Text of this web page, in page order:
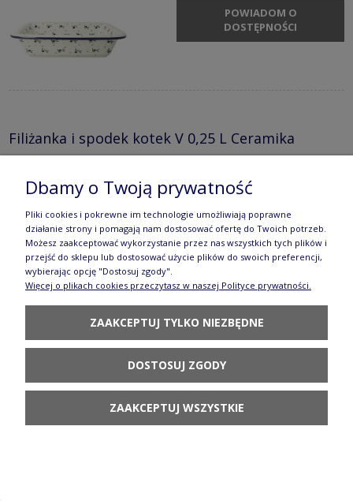
POWIADOM O
DOSTĘPNOŚCI
Filiżanka i spodek kotek V 0,25 L Ceramika
DO KOSZYKA
Miska Ø 10 cm Ceramika Artystyczna Bolesławiec
POWIADOM O
Dbamy o Twoją prywatność
Pliki cookies i pokrewne im technologie umożliwiają poprawne
działanie strony i pomagają nam dostosować ofertę do Twoich potrzeb.
Możesz zaakceptować wykorzystanie przez nas wszystkich tych plików i
przejść do sklepu lub dostosować użycie plików do swoich preferencji,
wybierając opcję "Dostosuj zgody".
Więcej o plikach cookies przeczytasz w naszej Polityce prywatności.
ZAAKCEPTUJ TYLKO NIEZBĘDNE
DOSTOSUJ ZGODY
ZAAKCEPTUJ WSZYSTKIE